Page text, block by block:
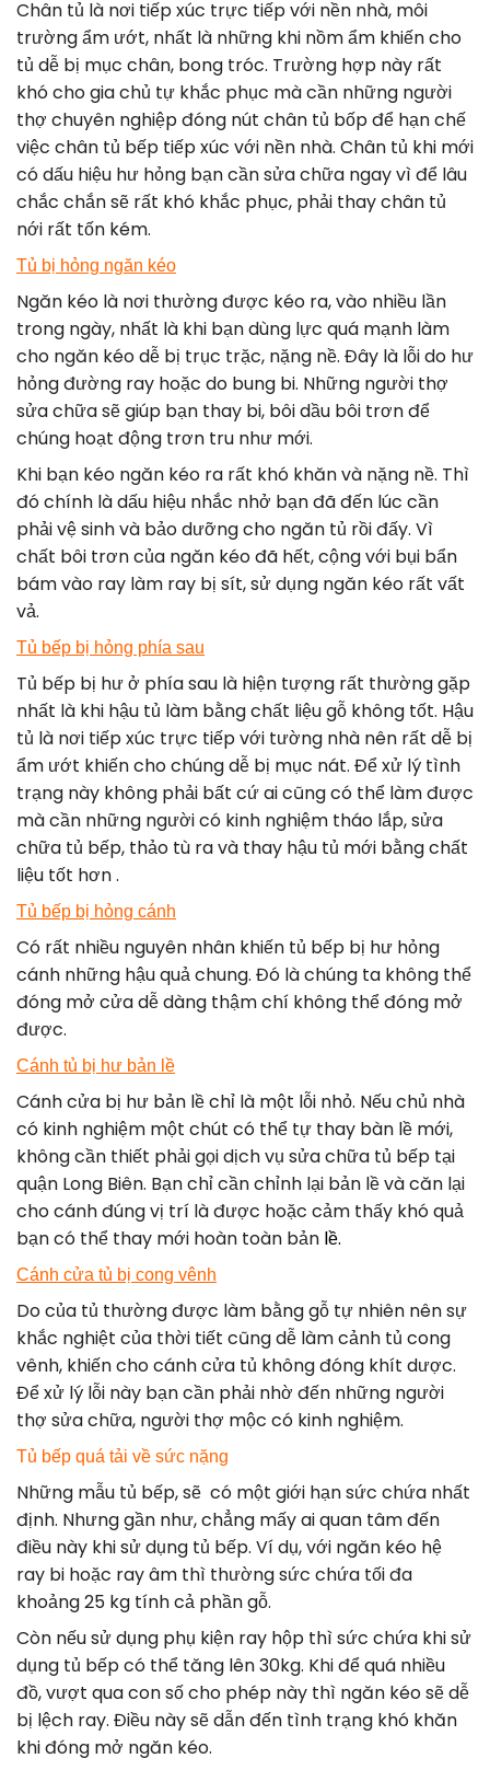
Chân tủ là nơi tiếp xúc trực tiếp với nền nhà, môi
trường ẩm ướt, nhất là những khi nồm ẩm khiến cho
tủ dễ bị mục chân, bong tróc. Trường hợp này rất
khó cho gia chủ tự khắc phục mà cần những người
thợ chuyên nghiệp đóng nút chân tủ bốp để hạn chế
việc chân tủ bếp tiếp xúc với nền nhà. Chân tủ khi mới
có dấu hiệu hư hỏng bạn cần sửa chữa ngay vì để lâu
chắc chắn sẽ rất khó khắc phục, phải thay chân tủ
nới rất tốn kém.
Tủ bị hỏng ngăn kéo
Ngăn kéo là nơi thường được kéo ra, vào nhiều lần
trong ngày, nhất là khi bạn dùng lực quá mạnh làm
cho ngăn kéo dễ bị trục trặc, nặng nề. Đây là lỗi do hư
hỏng đường ray hoặc do bung bi. Những người thợ
sửa chữa sẽ giúp bạn thay bi, bôi dầu bôi trơn để
chúng hoạt động trơn tru như mới.
Khi bạn kéo ngăn kéo ra rất khó khăn và nặng nề. Thì
đó chính là dấu hiệu nhắc nhở bạn đã đến lúc cần
phải vệ sinh và bảo dưỡng cho ngăn tủ rồi đấy. Vì
chất bôi trơn của ngăn kéo đã hết, cộng với bụi bẩn
bám vào ray làm ray bị sít, sử dụng ngăn kéo rất vất
vả.
Tủ bếp bị hỏng phía sau
Tủ bếp bị hư ở phía sau là hiện tượng rất thường gặp
nhất là khi hậu tủ làm bằng chất liệu gỗ không tốt. Hậu
tủ là nơi tiếp xúc trực tiếp với tường nhà nên rất dễ bị
ẩm ướt khiến cho chúng dễ bị mục nát. Để xử lý tình
trạng này không phải bất cứ ai cũng có thể làm được
mà cần những người có kinh nghiệm tháo lắp, sửa
chữa tủ bếp, thảo tù ra và thay hậu tủ mới bằng chất
liệu tốt hơn .
Tủ bếp bị hỏng cánh
Có rất nhiều nguyên nhân khiến tủ bếp bị hư hỏng
cánh những hậu quả chung. Đó là chúng ta không thể
đóng mở cửa dễ dàng thậm chí không thể đóng mở
được.
Cánh tủ bị hư bản lề
Cánh cửa bị hư bản lề chỉ là một lỗi nhỏ. Nếu chủ nhà
có kinh nghiệm một chút có thể tự thay bàn lề mới,
không cần thiết phải gọi dịch vụ sửa chữa tủ bếp tại
quận Long Biên. Bạn chỉ cần chỉnh lại bản lề và căn lại
cho cánh đúng vị trí là được hoặc cảm thấy khó quả
bạn có thể thay mới hoàn toàn bản lề.
Cánh cửa tủ bị cong vênh
Do của tủ thường được làm bằng gỗ tự nhiên nên sự
khắc nghiệt của thời tiết cũng dễ làm cảnh tủ cong
vênh, khiến cho cánh cửa tủ không đóng khít dược.
Để xử lý lỗi này bạn cần phải nhờ đến những người
thợ sửa chữa, người thợ mộc có kinh nghiệm.
Tủ bếp quá tải về sức nặng
Những mẫu tủ bếp, sẽ có một giới hạn sức chứa nhất
định. Nhưng gần như, chẳng mấy ai quan tâm đến
điều này khi sử dụng tủ bếp. Ví dụ, với ngăn kéo hệ
ray bi hoặc ray âm thì thường sức chứa tối đa
khoảng 25 kg tính cả phần gỗ.
Còn nếu sử dụng phụ kiện ray hộp thì sức chứa khi sử
dụng tủ bếp có thể tăng lên 30kg. Khi để quá nhiều
đồ, vượt qua con số cho phép này thì ngăn kéo sẽ dễ
bị lệch ray. Điều này sẽ dẫn đến tình trạng khó khăn
khi đóng mở ngăn kéo.